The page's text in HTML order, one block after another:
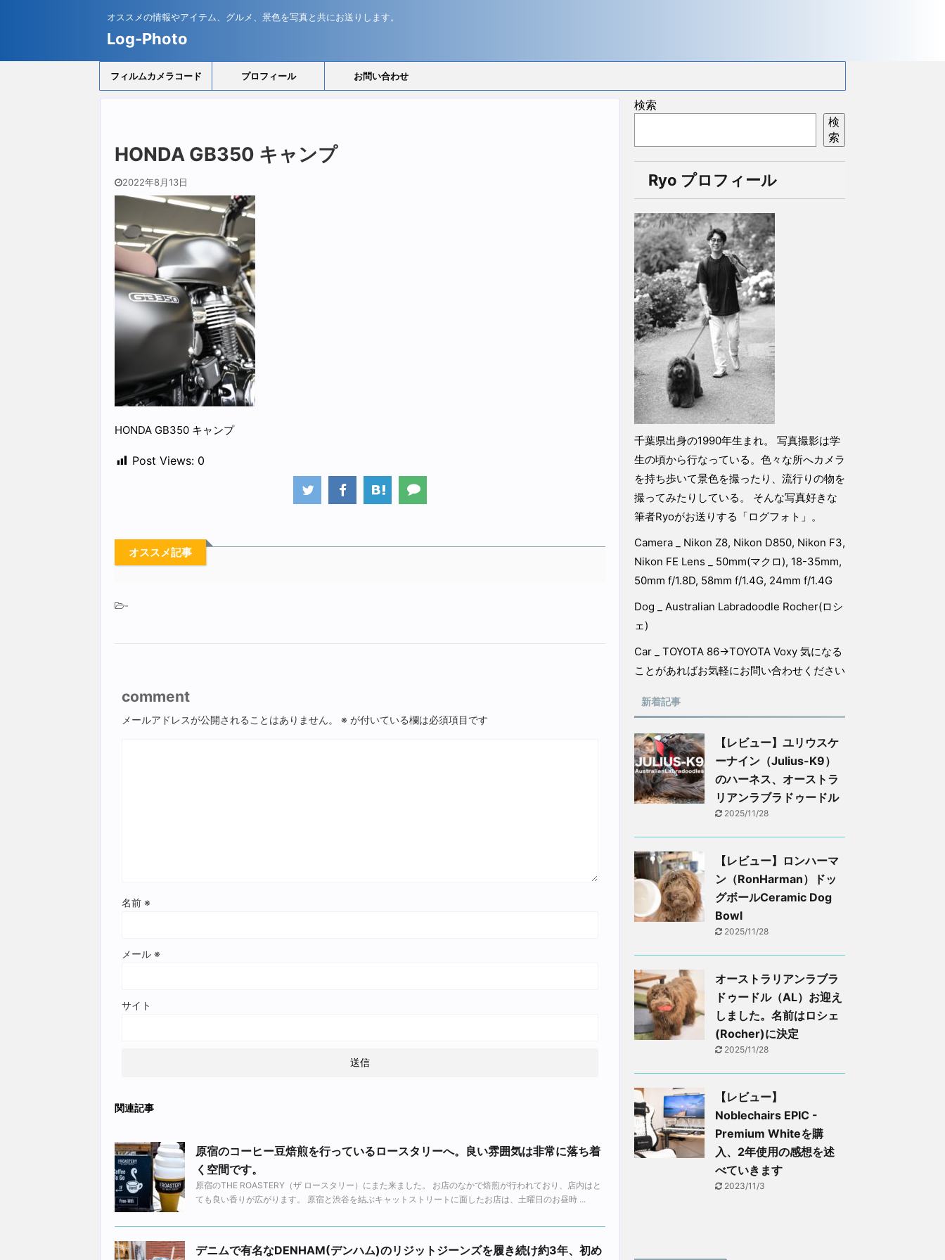
オススメの情報やアイテム、グルメ、景色を写真と共にお送りします。
Log-Photo
フィルムカメラコード プロフィール お問い合わせ
HONDA GB350 キャンプ
2022年8月13日
HONDA GB350 キャンプ
Post Views: 0
オススメ記事
-
comment
メールアドレスが公開されることはありません。 ※ が付いている欄は必須項目です
名前 ※
メール ※
サイト
関連記事
原宿のコーヒー豆焙煎を行っているロースタリーへ。良い雰囲気は非常に落ち着
く空間です。
原宿のTHE ROASTERY（ザ ロースタリー）にまた来ました。 お店のなかで焙煎が行われており、店内はと
ても良い香りが広がります。 原宿と渋谷を結ぶキャットストリートに面したお店は、土曜日のお昼時 ...
デニムで有名なDENHAM(デンハム)のリジットジーンズを履き続け約3年、初め
検索
検
索
Ryo プロフィール
千葉県出身の1990年生まれ。 写真撮影は学
生の頃から行なっている。色々な所へカメラ
を持ち歩いて景色を撮ったり、流行りの物を
撮ってみたりしている。 そんな写真好きな
筆者Ryoがお送りする「ログフォト」。
Camera _ Nikon Z8, Nikon D850, Nikon F3,
Nikon FE Lens _ 50mm(マクロ), 18-35mm,
50mm f/1.8D, 58mm f/1.4G, 24mm f/1.4G
Dog _ Australian Labradoodle Rocher(ロシ
ェ)
Car _ TOYOTA 86→TOYOTA Voxy 気になる
ことがあればお気軽にお問い合わせください
新着記事
【レビュー】ユリウスケ
ーナイン（Julius-K9）
のハーネス、オーストラ
リアンラブラドゥードル
2025/11/28
【レビュー】ロンハーマ
ン（RonHarman）ドッ
グボールCeramic Dog
Bowl
2025/11/28
オーストラリアンラブラ
ドゥードル（AL）お迎え
しました。名前はロシェ
(Rocher)に決定
2025/11/28
【レビュー】
Noblechairs EPIC -
Premium Whiteを購
入、2年使用の感想を述
べていきます
2023/11/3